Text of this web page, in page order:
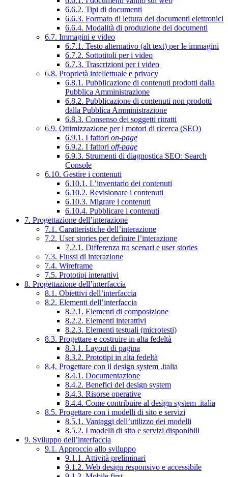
6.6.2. Tipi di documenti
6.6.3. Formato di lettura dei documenti elettronici
6.6.4. Modalità di produzione dei documenti
6.7. Immagini e video
6.7.1. Testo alternativo (alt text) per le immagini
6.7.2. Sottotitoli per i video
6.7.3. Trascrizioni per i video
6.8. Proprietà intellettuale e privacy
6.8.1. Pubblicazione di contenuti prodotti dalla
Pubblica Amministrazione
6.8.2. Pubblicazione di contenuti non prodotti
dalla Pubblica Amministrazione
6.8.3. Consenso dei soggetti ritratti
6.9. Ottimizzazione per i motori di ricerca (SEO)
6.9.1. I fattori on-page
6.9.2. I fattori off-page
6.9.3. Strumenti di diagnostica SEO: Search
Console
6.10. Gestire i contenuti
6.10.1. L’inventario dei contenuti
6.10.2. Revisionare i contenuti
6.10.3. Migrare i contenuti
6.10.4. Pubblicare i contenuti
7. Progettazione dell’interazione
7.1. Caratteristiche dell’interazione
7.2. User stories per definire l’interazione
7.2.1. Differenza tra scenari e user stories
7.3. Flussi di interazione
7.4. Wireframe
7.5. Prototipi interattivi
8. Progettazione dell’interfaccia
8.1. Obiettivi dell’interfaccia
8.2. Elementi dell’interfaccia
8.2.1. Elementi di composizione
8.2.2. Elementi interattivi
8.2.3. Elementi testuali (microtesti)
8.3. Progettare e costruire in alta fedeltà
8.3.1. Layout di pagina
8.3.2. Prototipi in alta fedeltà
8.4. Progettare con il design system .italia
8.4.1. Documentazione
8.4.2. Benefici del design system
8.4.3. Risorse operative
8.4.4. Come contribuire al design system .italia
8.5. Progettare con i modelli di sito e servizi
8.5.1. Vantaggi dell’utilizzo dei modelli
8.5.2. I modelli di sito e servizi disponibili
9. Sviluppo dell’interfaccia
9.1. Approccio allo sviluppo
9.1.1. Attività preliminari
9.1.2. Web design responsivo e accessibile